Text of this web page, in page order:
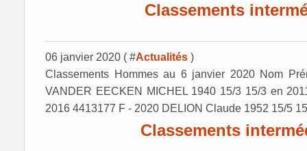
Classements
06 janvier 2020 ( #Actualités )
Classements Hommes au 6 janvier 2020 Nom
VANDER EECKEN MICHEL 1940 15/3 15/3 en
2016 4413177 F - 2020 DELION Claude 1952 15/5
Classements